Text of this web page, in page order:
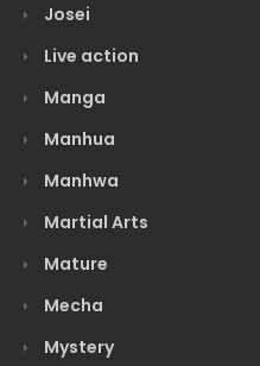
Josei
Live action
Manga
Manhua
Manhwa
Martial Arts
Mature
Mecha
Mystery